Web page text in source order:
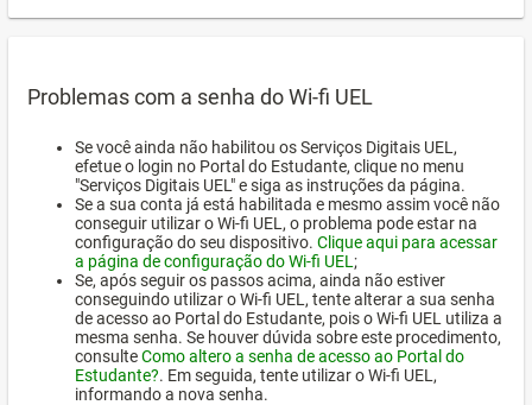
Problemas com a senha do Wi-fi UEL
Se você ainda não habilitou os Serviços Digitais UEL,
efetue o login no Portal do Estudante, clique no menu
"Serviços Digitais UEL" e siga as instruções da página.
Se a sua conta já está habilitada e mesmo assim você não
conseguir utilizar o Wi-fi UEL, o problema pode estar na
configuração do seu dispositivo. Clique aqui para acessar
a página de configuração do Wi-fi UEL ;
Se, após seguir os passos acima, ainda não estiver
conseguindo utilizar o Wi-fi UEL, tente alterar a sua senha
de acesso ao Portal do Estudante, pois o Wi-fi UEL utiliza a
mesma senha. Se houver dúvida sobre este procedimento,
consulteComo altero a senha de acesso ao Portal do
Estudante?. Em seguida, tente utilizar o Wi-fi UEL,
informando a nova senha.